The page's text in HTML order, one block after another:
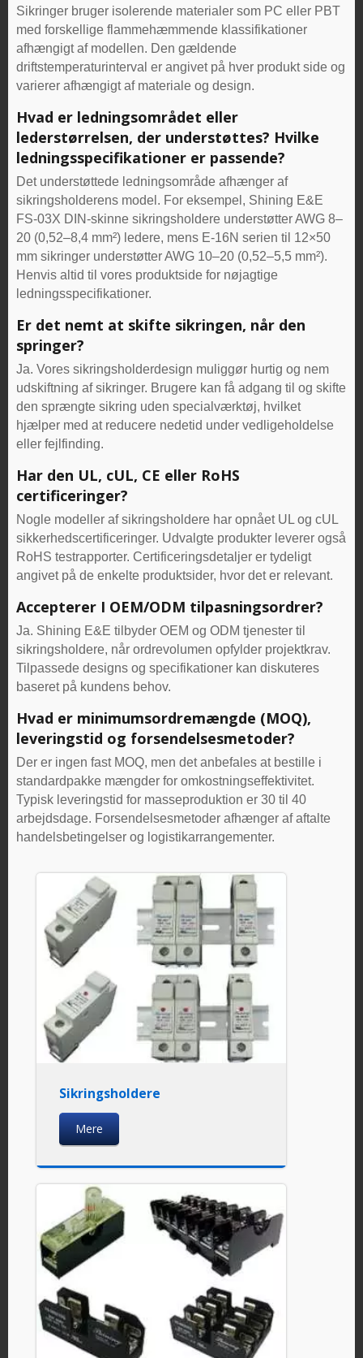
Sikringer bruger isolerende materialer som PC eller PBT
med forskellige flammehæmmende klassifikationer
afhængigt af modellen. Den gældende
driftstemperaturinterval er angivet på hver produkt side og
varierer afhængigt af materiale og design.
Hvad er ledningsområdet eller
lederstørrelsen, der understøttes? Hvilke
ledningsspecifikationer er passende?
Det understøttede ledningsområde afhænger af
sikringsholderens model. For eksempel, Shining E&E
FS-03X DIN-skinne sikringsholdere understøtter AWG 8–
20 (0,52–8,4 mm²) ledere, mens E-16N serien til 12×50
mm sikringer understøtter AWG 10–20 (0,52–5,5 mm²).
Henvis altid til vores produktside for nøjagtige
ledningsspecifikationer.
Er det nemt at skifte sikringen, når den
springer?
Ja. Vores sikringsholderdesign muliggør hurtig og nem
udskiftning af sikringer. Brugere kan få adgang til og skifte
den sprængte sikring uden specialværktøj, hvilket
hjælper med at reducere nedetid under vedligeholdelse
eller fejlfinding.
Har den UL, cUL, CE eller RoHS
certificeringer?
Nogle modeller af sikringsholdere har opnået UL og cUL
sikkerhedscertificeringer. Udvalgte produkter leverer også
RoHS testrapporter. Certificeringsdetaljer er tydeligt
angivet på de enkelte produktsider, hvor det er relevant.
Accepterer I OEM/ODM tilpasningsordrer?
Ja. Shining E&E tilbyder OEM og ODM tjenester til
sikringsholdere, når ordrevolumen opfylder projektkrav.
Tilpassede designs og specifikationer kan diskuteres
baseret på kundens behov.
Hvad er minimumsordremængde (MOQ),
leveringstid og forsendelsesmetoder?
Der er ingen fast MOQ, men det anbefales at bestille i
standardpakke mængder for omkostningseffektivitet.
Typisk leveringstid for masseproduktion er 30 til 40
arbejdsdage. Forsendelsesmetoder afhænger af aftalte
handelsbetingelser og logistikarrangementer.
Sikringsholdere
Mere